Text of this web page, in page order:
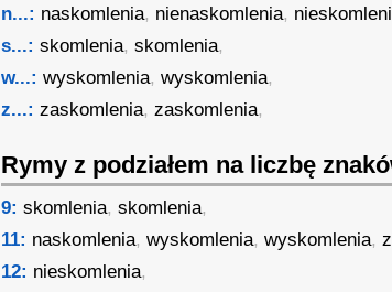
n...: naskomlenia, nienaskomlenia,
s...: skomlenia,skomlenia,
w...: wyskomlenia,wyskomlenia,
z...: zaskomlenia,zaskomlenia,
Rymy z podziałem na liczbę
9: skomlenia,skomlenia,
11: naskomlenia,wyskomlenia,wyskomlenia,
12: nieskomlenia,